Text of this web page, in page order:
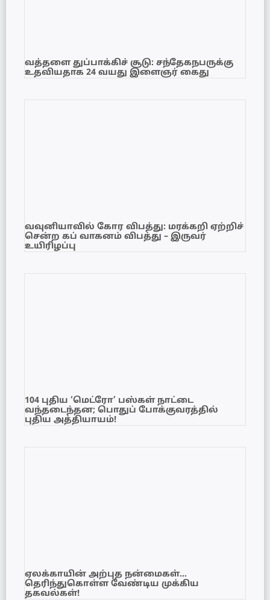
வத்தளை துப்பாக்கிச் சூடு: சந்தேகநபருக்கு
உதவியதாக 24 வயது இளைஞர் கைது
வவுனியாவில் கோர விபத்து: மரக்கறி ஏற்றிச்
சென்ற கப் வாகனம் விபத்து – இருவர்
உயிரிழப்பு
104 புதிய ‘மெட்ரோ’ பஸ்கள் நாட்டை
வந்தடைந்தன; பொதுப் போக்குவரத்தில்
புதிய அத்தியாயம்!
ஏலக்காயின் அற்புத நன்மைகள்…
தெரிந்துகொள்ள வேண்டிய முக்கிய
தகவல்கள்!